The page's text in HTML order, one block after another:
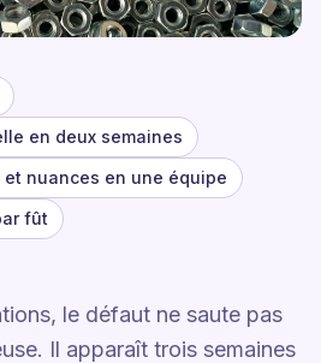
en deux semaines
nuances en une équipe
fût
le défaut ne saute pas
Il apparaît trois semaines